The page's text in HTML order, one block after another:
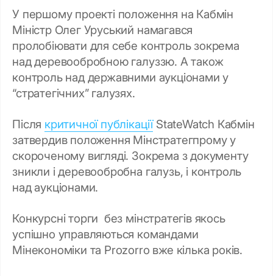
У першому проекті положення на Кабмін
Міністр Олег Уруський намагався
пролобіювати для себе контроль зокрема
над деревообробною галуззю. А також
контроль над державними аукціонами у
“стратегічних” галузях.
Після критичної публікаціїStateWatch Кабмін
затвердив положення Мінстратегпрому у
скороченому вигляді. Зокрема з документу
зникли і деревообробна галузь, і контроль
над аукціонами.
Конкурсні торги без мінстратегів якось
успішно управляються командами
Мінекономіки та Prozorro вже кілька років.